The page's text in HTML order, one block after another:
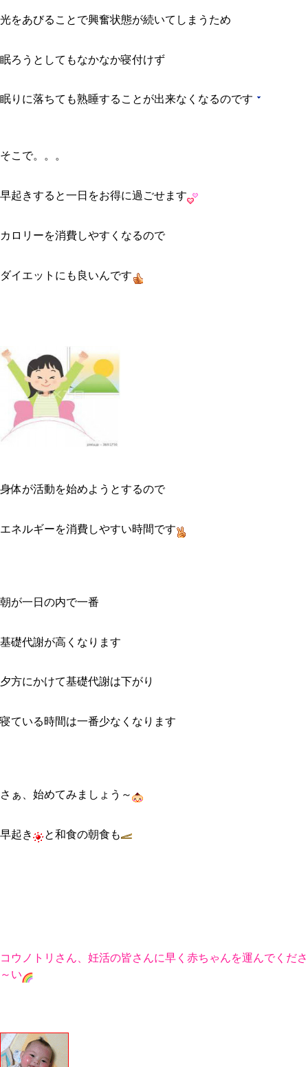
光をあびることで興奮状態が続いてしまうため
眠ろうとしてもなかなか寝付けず
眠りに落ちても熟睡することが出来なくなるのです
そこで。。。
早起きすると一日をお得に過ごせます
カロリーを消費しやすくなるので
ダイエットにも良いんです
身体が活動を始めようとするので
エネルギーを消費しやすい時間です
朝が一日の内で一番
基礎代謝が高くなります
夕方にかけて基礎代謝は下がり
寝ている時間は一番少なくなります
さぁ、始めてみましょう～
早起き と和食の朝食も
コウノトリさん、妊活の皆さんに早く赤ちゃんを運んでくださ
～い